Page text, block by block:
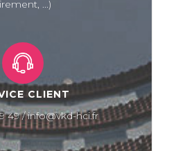
...)
CLIENT
49 / info@vkd-hci.fr